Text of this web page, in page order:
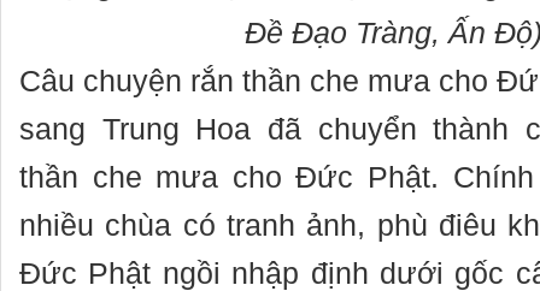
Đề Đạo Tràng, Ấn
Câu chuyện rắn thần che mưa cho
sang Trung Hoa đã chuyển thành
thần che mưa cho Đức Phật.
nhiều chùa có tranh ảnh, phù điêu
Đức Phật ngồi nhập định dưới gốc